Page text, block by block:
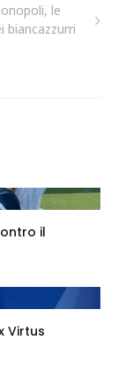
le
biancazzurri
il
Virtus